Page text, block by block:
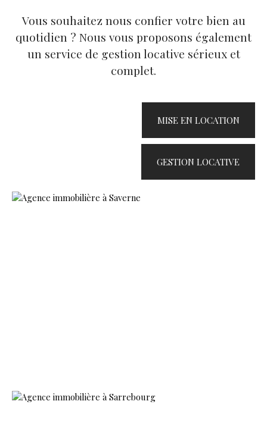
Vous souhaitez nous confier votre bien au
quotidien ? Nous vous proposons également
un service de gestion locative sérieux et
complet.
MISE EN LOCATION
GESTION LOCATIVE